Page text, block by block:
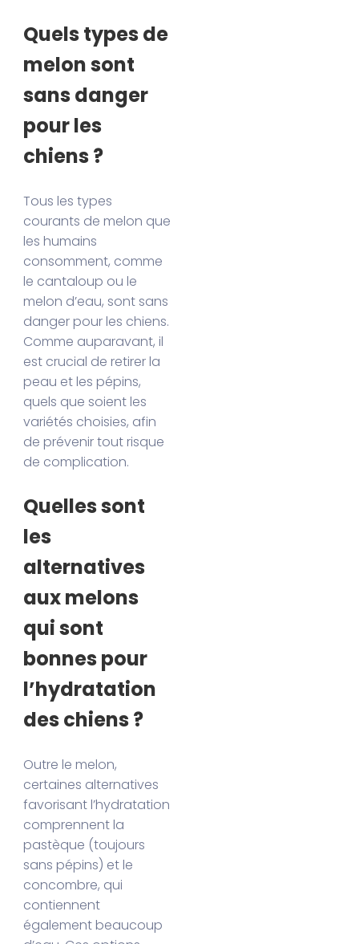
Quels types de
melon sont
sans danger
pour les
chiens ?
Tous les types
courants de melon que
les humains
consomment, comme
le cantaloup ou le
melon d’eau, sont sans
danger pour les chiens.
Comme auparavant, il
est crucial de retirer la
peau et les pépins,
quels que soient les
variétés choisies, afin
de prévenir tout risque
de complication.
Quelles sont
les
alternatives
aux melons
qui sont
bonnes pour
l’hydratation
des chiens ?
Outre le melon,
certaines alternatives
favorisant l’hydratation
comprennent la
pastèque (toujours
sans pépins) et le
concombre, qui
contiennent
également beaucoup